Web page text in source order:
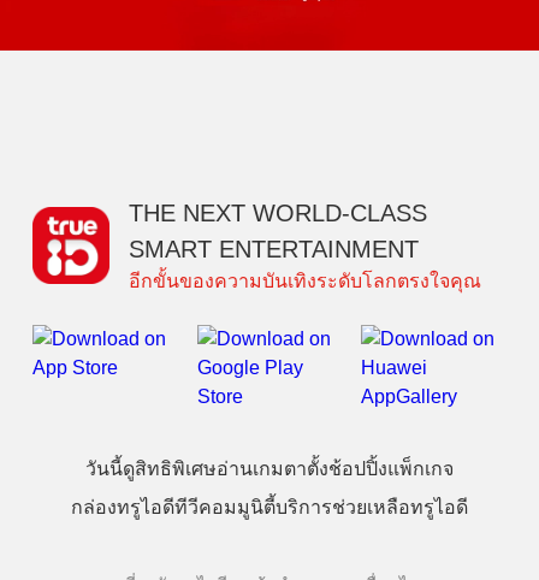
THE NEXT WORLD-CLASS
SMART ENTERTAINMENT
อีกขั้นของความบันเทิงระดับโลกตรงใจคุณ
วันนี้ดูสิทธิพิเศษอ่านเกมตาตั้งช้อปปิ้งแพ็กเกจ
กล่องทรูไอดีทีวีคอมมูนิตี้บริการช่วยเหลือทรูไอดี